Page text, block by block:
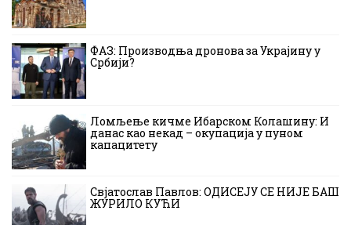
ФАЗ: Производња дронова за Украјину у
Србији?
Ломљење кичме Ибарском Колашину: И
данас као некад – окупација у пуном
капацитету
Свјатослав Павлов: ОДИСЕЈУ СЕ НИЈЕ БАШ
ЖУРИЛО КУЋИ